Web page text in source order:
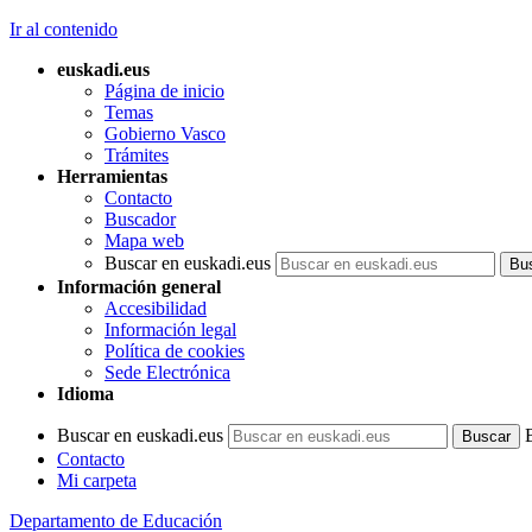
Ir al contenido
euskadi.eus
Página de inicio
Temas
Gobierno Vasco
Trámites
Herramientas
Contacto
Buscador
Mapa web
Buscar en euskadi.eus
Información general
Accesibilidad
Información legal
Política de cookies
Sede Electrónica
Idioma
Buscar en euskadi.eus
Contacto
Mi carpeta
Departamento de Educación